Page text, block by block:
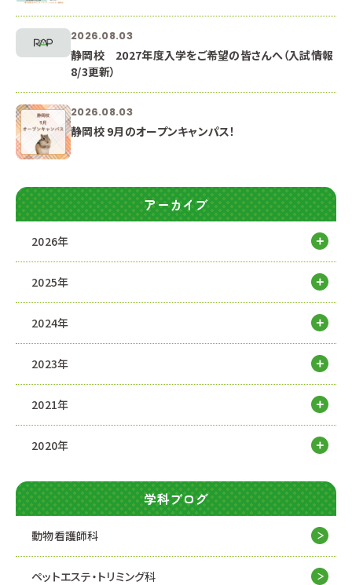
2026.08.03
静岡校 2027年度入学をご希望の皆さんへ（入試情報
8/3更新）
2026.08.03
静岡校 9月のオープンキャンパス！
アーカイブ
2026年
2025年
2024年
2023年
2021年
2020年
学科ブログ
動物看護師科
ペットエステ・トリミング科